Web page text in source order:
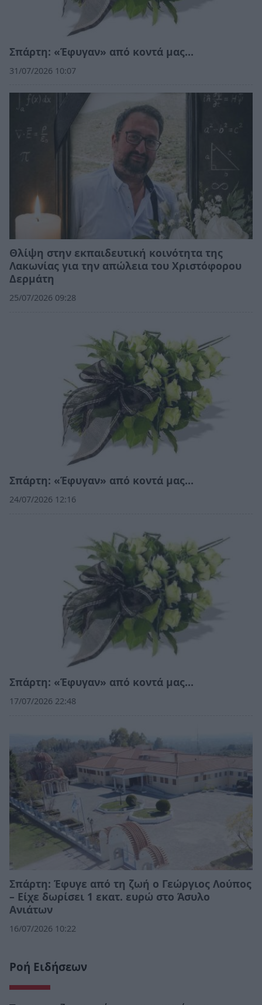
Σπάρτη: «Έφυγαν» από κοντά μας…
31/07/2026 10:07
Θλίψη στην εκπαιδευτική κοινότητα της
Λακωνίας για την απώλεια του Χριστόφορου
Δερμάτη
25/07/2026 09:28
Σπάρτη: «Έφυγαν» από κοντά μας…
24/07/2026 12:16
Σπάρτη: «Έφυγαν» από κοντά μας…
17/07/2026 22:48
Σπάρτη: Έφυγε από τη ζωή ο Γεώργιος Λούπος
– Είχε δωρίσει 1 εκατ. ευρώ στο Άσυλο
Ανιάτων
16/07/2026 10:22
Ροή Ειδήσεων